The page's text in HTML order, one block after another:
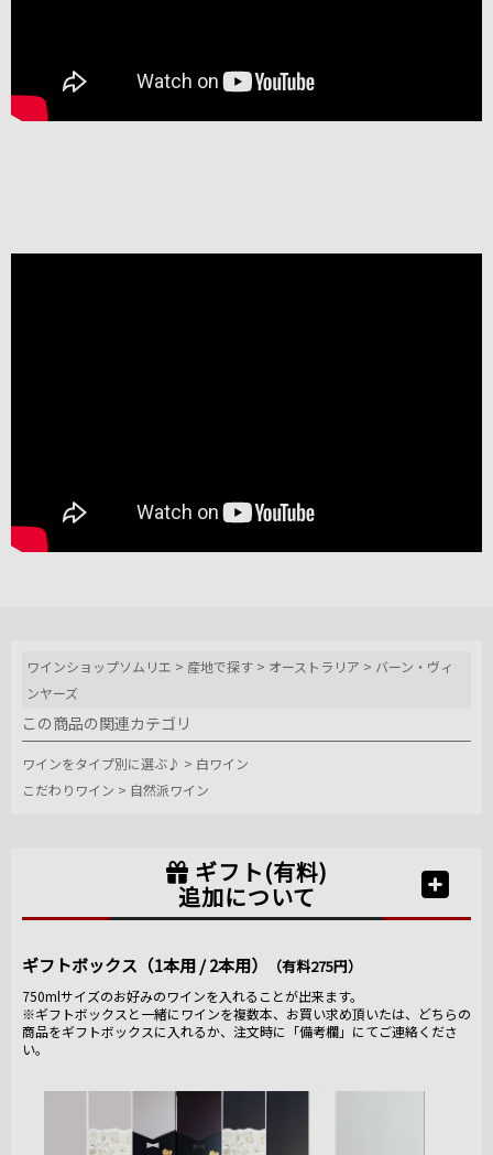
ワインショップソムリエ > 産地で探す > オーストラリア > バーン・ヴィ
ンヤーズ
この商品の関連カテゴリ
ワインをタイプ別に選ぶ♪ > 白ワイン
こだわりワイン > 自然派ワイン
ギフト(有料)
追加について
ギフトボックス（1本用 / 2本用） （有料275円）
750mlサイズのお好みのワインを入れることが出来ます。
※ギフトボックスと一緒にワインを複数本、お買い求め頂いたは、どちらの
商品をギフトボックスに入れるか、注文時に「備考欄」にてご連絡くださ
い。